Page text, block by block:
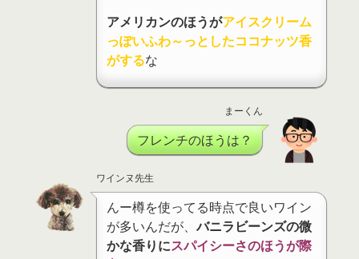
アメリカンのほうがアイスクリーム
っぽいふわ～っとしたココナッツ香
がするな
まーくん
フレンチのほうは？
ワインヌ先生
んー樽を使ってる時点で良いワイン
が多いんだが、バニラビーンズの微
かな香りにスパイシーさのほうが際